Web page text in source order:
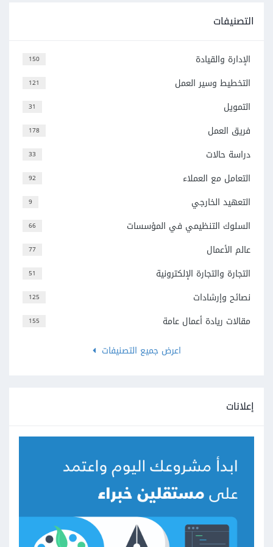
التصنيفات
150 الإدارة والقيادة
121 التخطيط وسير العمل
31 التمويل
178 فريق العمل
33 دراسة حالات
92 التعامل مع العملاء
9 التعهيد الخارجي
66 السلوك التنظيمي في المؤسسات
77 عالم الأعمال
51 التجارة والتجارة الإلكترونية
125 نصائح وإرشادات
155
مقالات ريادة أعمال عامة
اعرض جميع التصنيفات
إعلانات